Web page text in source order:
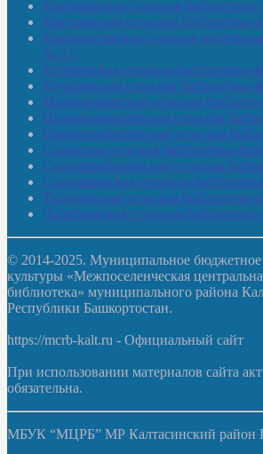
Киебаковская сельская
Кокушевская сельская
Краснохолмская сельская
№ 21
Кутеремская сельская
Кучашевская сельская
Малокачаковская сельская
Нижнекачмашевская сельская
Новокильбахтинская сельская
Сазовская сельская библиотека-
Староорьебашевская сельская
Старояшевская сельская
Тюльдинская сельская
Чилибеевская сельская
© 2014-2025. Муниципальное
культуры «Межпоселенческая
библиотека» муниципального района
Республики Башкортостан.
https://mcrb-kalt.ru - Официальный сайт
При использовании материалов сайта
обязательна.
МБУК “МЦРБ” МР Калтасинский район